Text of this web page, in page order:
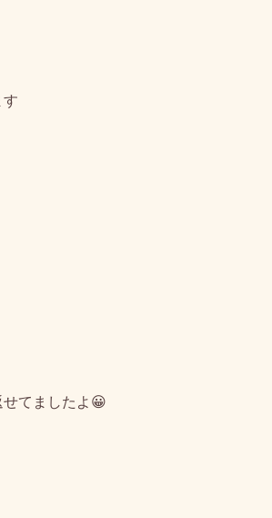
す
てましたよ😀